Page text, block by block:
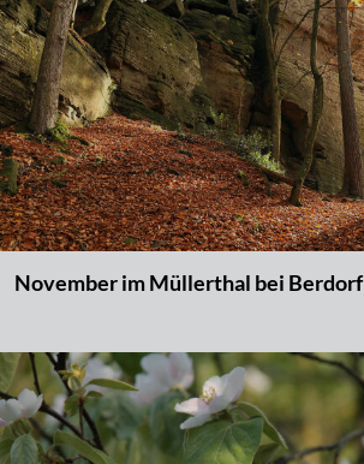
November im Müllerthal bei Berdorf